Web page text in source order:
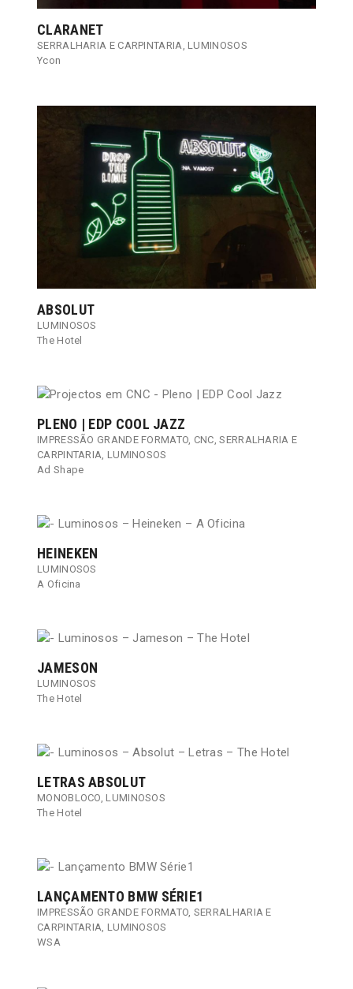
CLARANET
SERRALHARIA E CARPINTARIA ,LUMINOSOS
Ycon
ABSOLUT
LUMINOSOS
The Hotel
PLENO | EDP COOL JAZZ
IMPRESSÃO GRANDE FORMATO, CNC,SERRALHARIA E
CARPINTARIA, LUMINOSOS
Ad Shape
HEINEKEN
LUMINOSOS
A Oficina
JAMESON
LUMINOSOS
The Hotel
LETRAS ABSOLUT
MONOBLOCO,LUMINOSOS
The Hotel
LANÇAMENTO BMW SÉRIE1
IMPRESSÃO GRANDE FORMATO, SERRALHARIA E
CARPINTARIA, LUMINOSOS
WSA